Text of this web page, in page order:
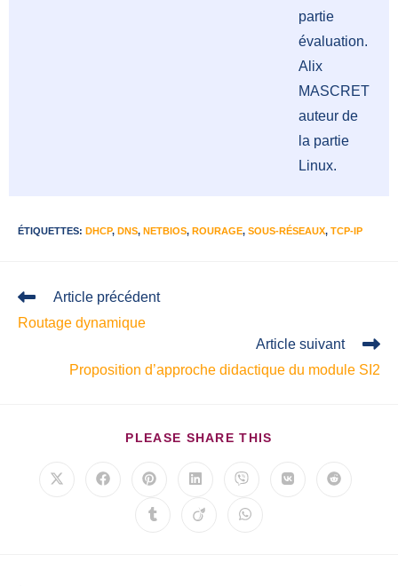
partie
évaluation.
Alix
MASCRET
auteur de
la partie
Linux.
ÉTIQUETTES: DHCP, DNS, NETBIOS, ROURAGE, SOUS-RÉSEAUX, TCP-IP
Article précédent
Routage dynamique
Article suivant
Proposition d’approche didactique du module SI2
PLEASE SHARE THIS